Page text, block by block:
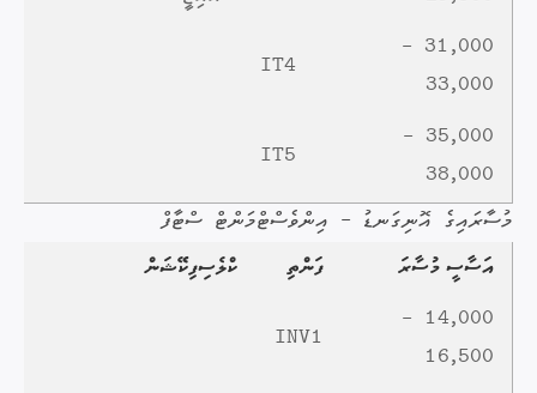
31,000 -
33,000
IT4
35,000 -
38,000
IT5
މުސާރައިގެ އޮނިގަނޑު - އިންވެސްޓްމަންޓް ސްޓާފް
އަސާސީ މުސާރަ ފަންތި ކްލެސިފިކޭޝަން
14,000 -
16,500
INV1